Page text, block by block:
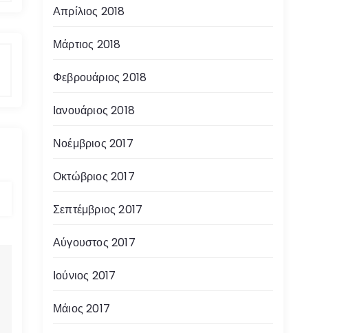
Απρίλιος 2018
Μάρτιος 2018
Φεβρουάριος 2018
Ιανουάριος 2018
Νοέμβριος 2017
Οκτώβριος 2017
Σεπτέμβριος 2017
Αύγουστος 2017
Ιούνιος 2017
Μάιος 2017